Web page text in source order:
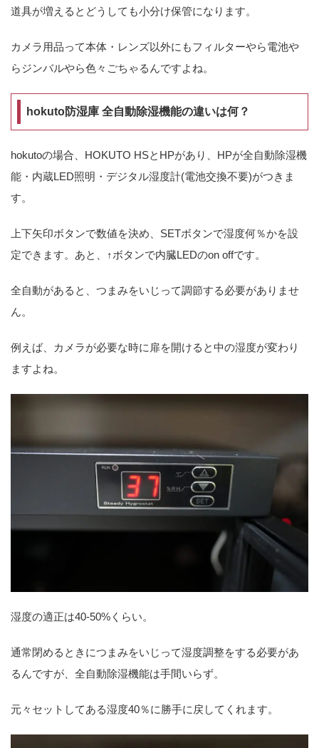
道具が増えるとどうしても小分け保管になります。
カメラ用品って本体・レンズ以外にもフィルターやら電池や
らジンバルやら色々ごちゃるんですよね。
hokuto防湿庫 全自動除湿機能の違いは何？
hokutoの場合、HOKUTO HSとHPがあり、HPが全自動除湿機
能・‎内蔵LED照明・デジタル湿度計(電池交換不要)がつきま
す。
上下矢印ボタンで数値を決め、SETボタンで湿度何％かを設
定できます。あと、↑ボタンで内臓LEDのon offです。
全自動があると、つまみをいじって調節する必要がありませ
ん。
例えば、カメラが必要な時に扉を開けると中の湿度が変わり
ますよね。
湿度の適正は40-50%くらい。
通常閉めるときにつまみをいじって湿度調整をする必要があ
るんですが、全自動除湿機能は手間いらず。
元々セットしてある湿度40％に勝手に戻してくれます。